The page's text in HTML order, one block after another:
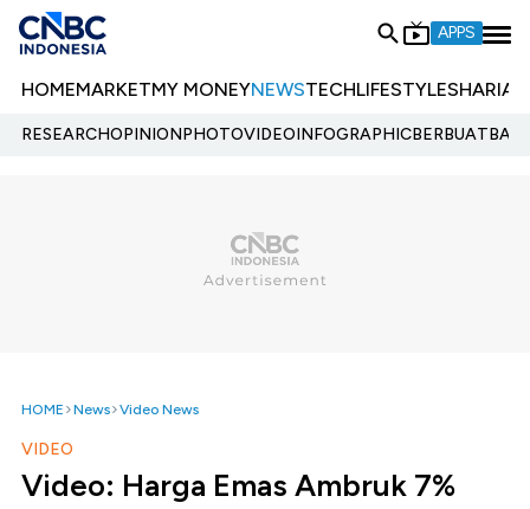
APPS
HOMEMARKETMY MONEYNEWSTECHLIFESTYLESHARIA
RESEARCHOPINIONPHOTOVIDEOINFOGRAPHIC
HOME News Video News
VIDEO
Video: Harga Emas Ambruk 7%